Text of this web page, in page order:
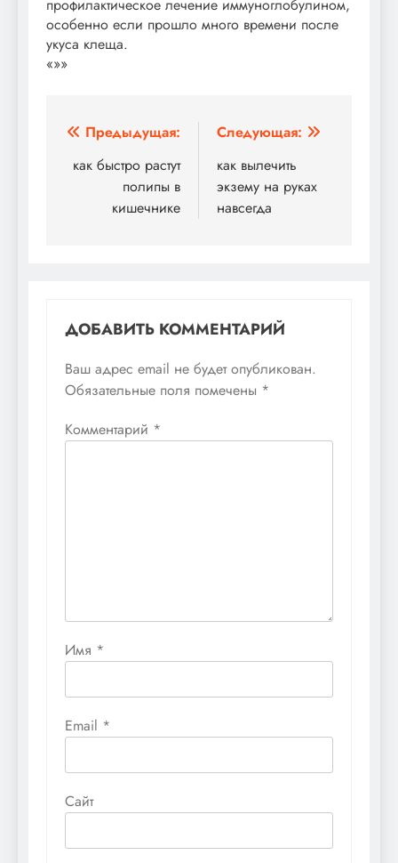
профилактическое лечение иммуноглобулином,
особенно если прошло много времени после
укуса клеща.
«»»
Навигация
по
записям
Предыдущая:
как быстро растут
полипы в
кишечнике
Следующая:
как вылечить
экзему на руках
навсегда
ДОБАВИТЬ КОММЕНТАРИЙ
Ваш адрес email не будет опубликован.
Обязательные поля помечены *
Комментарий *
Имя *
Email *
Сайт